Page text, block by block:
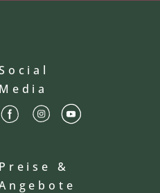
Media
Preise &